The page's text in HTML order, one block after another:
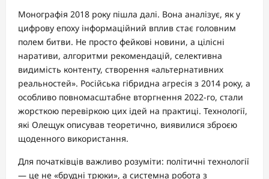
Монографія 2018 року пішла далі. Вона аналізує, як у
цифрову епоху інформаційний вплив стає головним
полем битви. Не просто фейкові новини, а цілісні
наративи, алгоритми рекомендацій, селективна
видимість контенту, створення «альтернативних
реальностей». Російська гібридна агресія з 2014 року, а
особливо повномасштабне вторгнення 2022-го, стали
жорсткою перевіркою цих ідей на практиці. Технології,
які Олещук описував теоретично, виявилися зброєю
щоденного використання.
Для початківців важливо розуміти: політичні технології
— це не «брудні трюки», а системна робота з